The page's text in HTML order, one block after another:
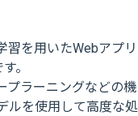
習を用いたWebアプリ
。
プラーニングなどの機
ルを使用して高度な処